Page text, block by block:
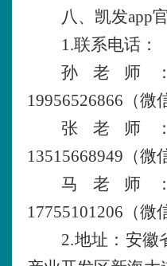
八、凯发app
1.联系电话：
孙老师
19956526866（微
张老师
13515668949（微
马老师
17755101206（微
2.地址：安徽